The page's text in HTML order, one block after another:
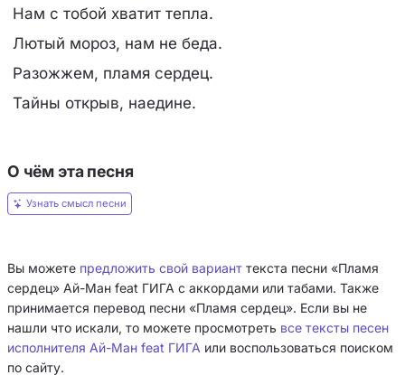
Нам с тобой хватит тепла.
Лютый мороз, нам не беда.
Разожжем, пламя сердец.
Тайны открыв, наедине.
О чём эта песня
Узнать смысл песни
Вы можете предложить свой вариант текста песни «Пламя
cердец» Ай-Ман feat ГИГА с аккордами или табами. Также
принимается перевод песни «Пламя cердец». Если вы не
нашли что искали, то можете просмотреть все тексты песен
исполнителя Ай-Ман feat ГИГА или воспользоваться поиском
по сайту.